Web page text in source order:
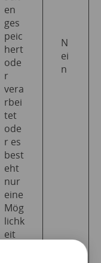
en
ges
peic
hert
ode
r
vera
rbei
tet
ode
r es
best
eht
nur
eine
Mög
lichk
eit
N
ei
n